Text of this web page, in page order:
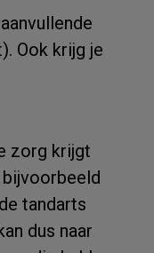
Ook krijg je
zorg krijgt
tandarts
dus naar